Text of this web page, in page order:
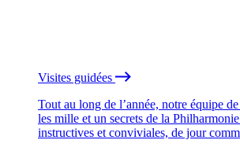
Visites guidées
Tout au long de l’année, notre équipe
les mille et un secrets de la
instructives et conviviales, de jour